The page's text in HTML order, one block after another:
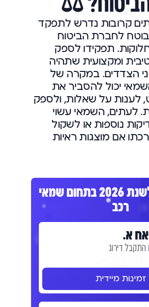
קרובות נדרש לתפקד
לחברת הביטוח
תפקידו לספק
ומקצועית שתהיה
הצדדים. במקרה של
יכול להסביר את
לענות על שאלות, ולספק
לעתים, השמאי עשוי
נוספות או לשקול
אם מוצגות ראיות
המומלצים לשנת 2026 בתחום שמאי
רכב
א.
דירוג
זמינות מיידית